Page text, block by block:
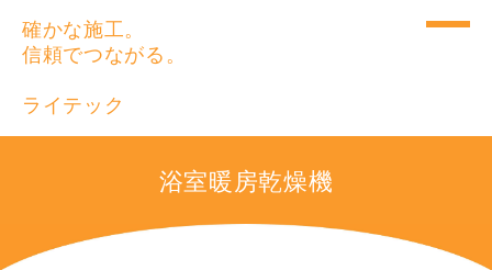
確かな施工。
信頼でつながる。
ライテック
浴室暖房乾燥機